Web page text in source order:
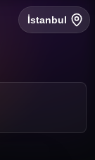
İstanbul